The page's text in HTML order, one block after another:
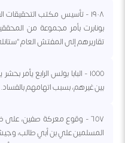
بونابرت بأمر مجموعة من
تقاريرهم إلى المفتش العام
١٥٥٥ - البابا بولس الرابع
بين غيرهم، بسبب اتهامهم بالفساد.
٦٥٧ - وقوع معركة صفين، على
المسلمين علي بن أبي طالب،